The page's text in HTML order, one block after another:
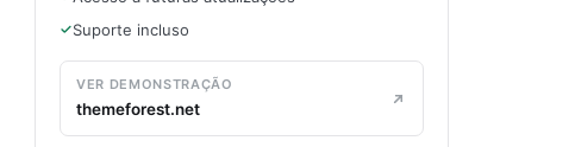
Suporte incluso
VER DEMONSTRAÇÃO
themeforest.net